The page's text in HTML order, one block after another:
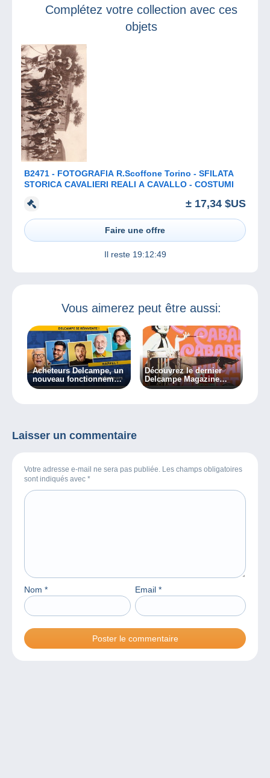
Complétez votre collection avec ces
objets
B2471 - FOTOGRAFIA R.Scoffone Torino - SFILATA
STORICA CAVALIERI REALI A CAVALLO - COSTUMI
± 17,34 $US
Faire une offre
Il reste 19:12:49
Vous aimerez peut être aussi:
Acheteurs Delcampe, un
nouveau fonctionnement
dès aujourd’hui !
Découvrez le dernier
Delcampe Magazine
Collections Classiques
Laisser un commentaire
Votre adresse e-mail ne sera pas publiée. Les champs obligatoires
sont indiqués avec *
Nom * Email *